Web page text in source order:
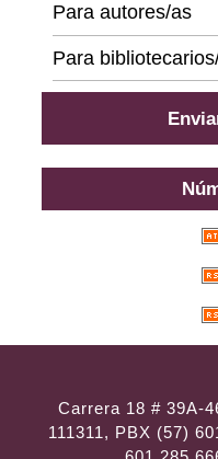
Para autores/as
Para
Carrera 18 # 39A-
111311, PBX (57)